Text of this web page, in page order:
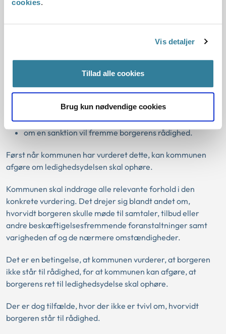
cookies.
Vis detaljer
Tillad alle cookies
Brug kun nødvendige cookies
Tvivl om rådighed
Hvis der i kommunen opstår tvivl om, hvorvidt en borger
om borgeren har en rimelig grund til ikke at opfylde sin
rådighedspligt,
om der foreligger andre forhold end de rimelige
om en sanktion vil fremme borgerens rådighed.
Først når kommunen har vurderet dette, kan kommunen
afgøre om ledighedsydelsen skal ophøre.
Kommunen skal inddrage alle relevante forhold i den
konkrete vurdering. Det drejer sig blandt andet om,
hvorvidt borgeren skulle møde til samtaler, tilbud eller
andre beskæftigelsesfremmende foranstaltninger samt
varigheden af og de nærmere omstændigheder.
Det er en betingelse, at kommunen vurderer, at borgeren
ikke står til rådighed, for at kommunen kan afgøre, at
borgerens ret til ledighedsydelse skal ophøre.
Der er dog tilfælde, hvor der ikke er tvivl om, hvorvidt
borgeren står til rådighed.